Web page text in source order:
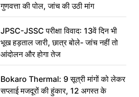
गुणवत्ता की पोल, जांच की उठी मांग
JPSC-JSSC परीक्षा विवाद: 13वें दिन भी
भूख हड़ताल जारी, छात्र बोले- जांच नहीं तो
आंदोलन और होगा तेज
Bokaro Thermal: 9 सूत्री मांगों को लेकर
सप्लाई मजदूरों की हुंकार, 12 अगस्त के